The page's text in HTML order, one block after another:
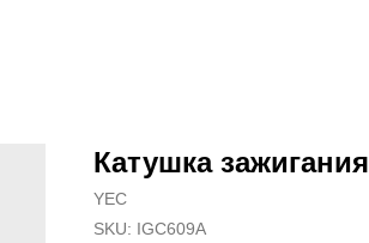
Катушка зажигания
YEC
SKU: IGC609A